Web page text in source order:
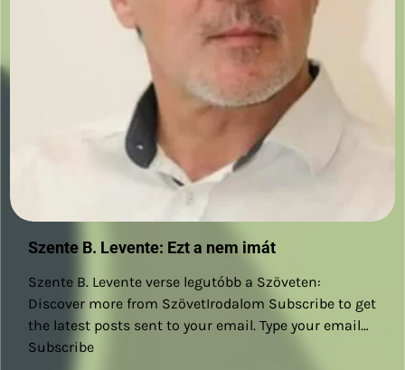
Szente B. Levente: Ezt a nem imát
Szente B. Levente verse legutóbb a Szöveten:
Discover more from SzövetIrodalom Subscribe to get
the latest posts sent to your email. Type your email…
Subscribe